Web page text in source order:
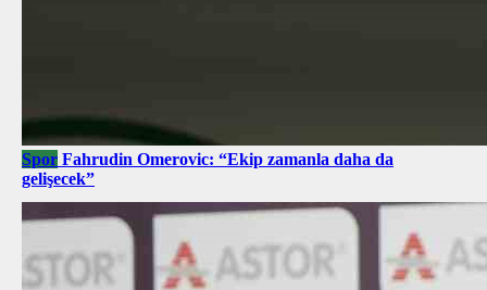
Spor Fahrudin Omerovic: “Ekip zamanla daha da
gelişecek”